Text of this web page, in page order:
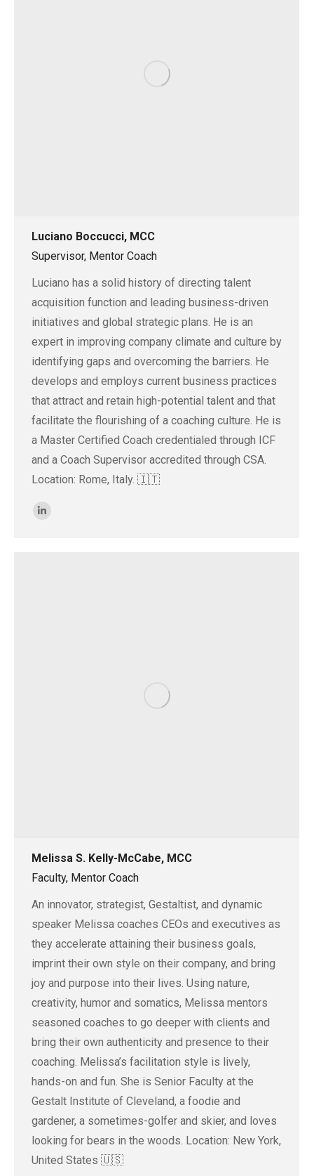
Luciano Boccucci, MCC
Supervisor, Mentor Coach
Luciano has a solid history of directing talent
acquisition function and leading business-driven
initiatives and global strategic plans. He is an
expert in improving company climate and culture by
identifying gaps and overcoming the barriers. He
develops and employs current business practices
that attract and retain high-potential talent and that
facilitate the flourishing of a coaching culture. He is
a Master Certified Coach credentialed through ICF
and a Coach Supervisor accredited through CSA.
Location: Rome, Italy. 🇮🇹
Linkedin
Melissa S. Kelly-McCabe, MCC
Faculty, Mentor Coach
An innovator, strategist, Gestaltist, and dynamic
speaker Melissa coaches CEOs and executives as
they accelerate attaining their business goals,
imprint their own style on their company, and bring
joy and purpose into their lives. Using nature,
creativity, humor and somatics, Melissa mentors
seasoned coaches to go deeper with clients and
bring their own authenticity and presence to their
coaching. Melissa’s facilitation style is lively,
hands-on and fun. She is Senior Faculty at the
Gestalt Institute of Cleveland, a foodie and
gardener, a sometimes-golfer and skier, and loves
looking for bears in the woods. Location: New York,
United States 🇺🇸